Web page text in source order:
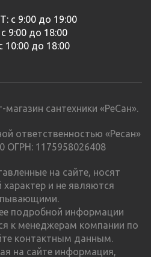
с 9:00 до 19:00
9:00 до 18:00
10:00 до 18:00
сантехники «РеСан».
ответственностью «Ресан»
ОГРН: 1175958026408
на сайте, носят
и не являются
подробной информации
к менеджерам компании по
контактным данным.
на сайте информация,